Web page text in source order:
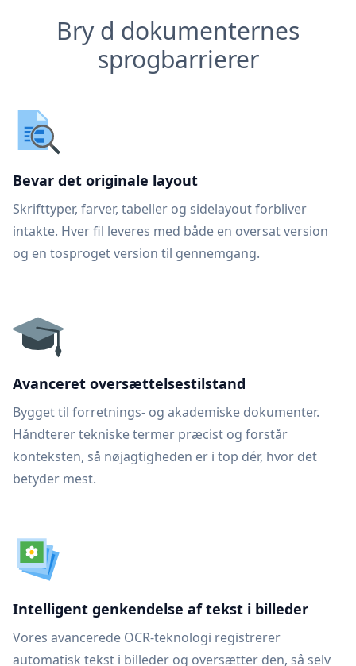
Bry d dokumenternes
sprogbarrierer
Bevar det originale layout
Skrifttyper, farver, tabeller og sidelayout forbliver
intakte. Hver fil leveres med både en oversat version
og en tosproget version til gennemgang.
Avanceret oversættelsestilstand
Bygget til forretnings- og akademiske dokumenter.
Håndterer tekniske termer præcist og forstår
konteksten, så nøjagtigheden er i top dér, hvor det
betyder mest.
Intelligent genkendelse af tekst i billeder
Vores avancerede OCR-teknologi registrerer
automatisk tekst i billeder og oversætter den, så selv